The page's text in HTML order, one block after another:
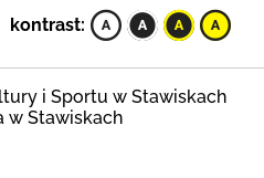
kontrast:
i Sportu w Stawiskach
w Stawiskach